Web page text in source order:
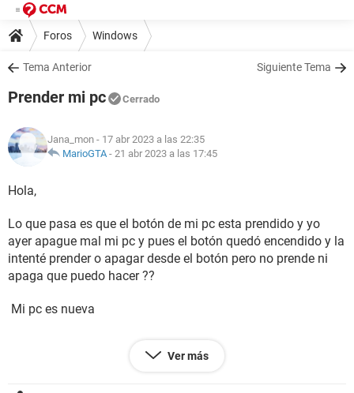
Foros Windows
Tema Anterior Siguiente Tema
Prender mi pc Cerrado
Jana_mon - 17 abr 2023 a las 22:35
MarioGTA- 21 abr 2023 a las 17:45
Hola,
Lo que pasa es que el botón de mi pc esta prendido y yo
ayer apague mal mi pc y pues el botón quedó encendido y la
intenté prender o apagar desde el botón pero no prende ni
apaga que puedo hacer ??
Mi pc es nueva
Ver más